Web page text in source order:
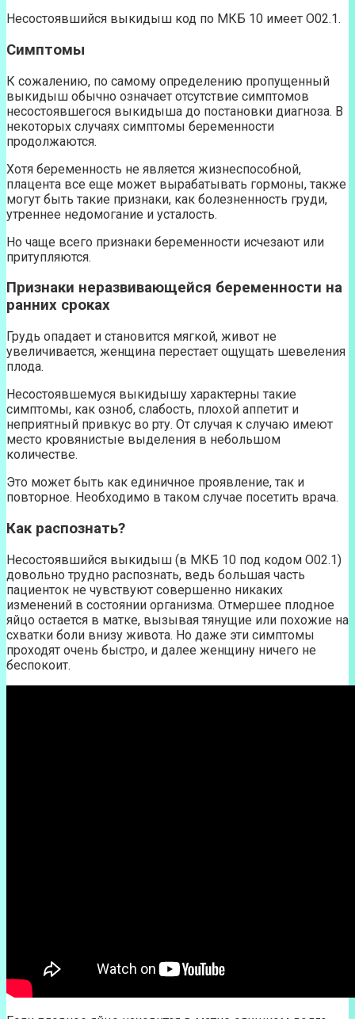
Несостоявшийся выкидыш код по МКБ 10 имеет O02.1.
Симптомы
К сожалению, по самому определению пропущенный
выкидыш обычно означает отсутствие симптомов
несостоявшегося выкидыша до постановки диагноза. В
некоторых случаях симптомы беременности
продолжаются.
Хотя беременность не является жизнеспособной,
плацента все еще может вырабатывать гормоны, также
могут быть такие признаки, как болезненность груди,
утреннее недомогание и усталость.
Но чаще всего признаки беременности исчезают или
притупляются.
Признаки неразвивающейся беременности на
ранних сроках
Грудь опадает и становится мягкой, живот не
увеличивается, женщина перестает ощущать шевеления
плода.
Несостоявшемуся выкидышу характерны такие
симптомы, как озноб, слабость, плохой аппетит и
неприятный привкус во рту. От случая к случаю имеют
место кровянистые выделения в небольшом
количестве.
Это может быть как единичное проявление, так и
повторное. Необходимо в таком случае посетить врача.
Как распознать?
Несостоявшийся выкидыш (в МКБ 10 под кодом O02.1)
довольно трудно распознать, ведь большая часть
пациенток не чувствуют совершенно никаких
изменений в состоянии организма. Отмершее плодное
яйцо остается в матке, вызывая тянущие или похожие на
схватки боли внизу живота. Но даже эти симптомы
проходят очень быстро, и далее женщину ничего не
беспокоит.